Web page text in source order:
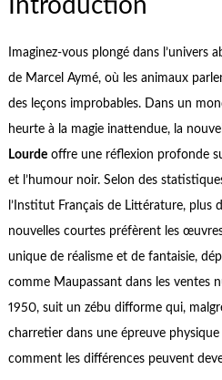
Introduction
Imaginez-vous plongé dans l’univers
de Marcel Aymé, où les animaux
des leçons improbables. Dans un
heurte à la magie inattendue, la
Lourdeoffre une réflexion profonde
et l’humour noir. Selon des
l’Institut Français de Littérature, plus
nouvelles courtes préfèrent les
unique de réalisme et de fantaisie,
comme Maupassant dans les ventes
1950, suit un zébu difforme qui,
charretier dans une épreuve
comment les différences peuvent